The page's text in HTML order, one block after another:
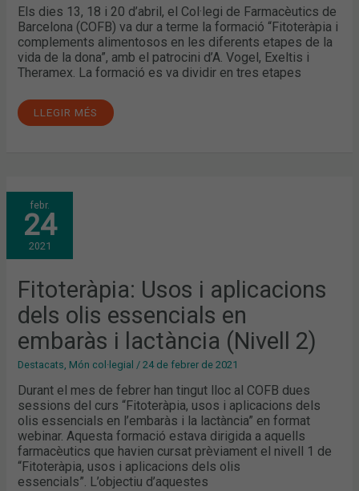
Els dies 13, 18 i 20 d’abril, el Col·legi de Farmacèutics de
Barcelona (COFB) va dur a terme la formació “Fitoteràpia i
complements alimentosos en les diferents etapes de la
vida de la dona”, amb el patrocini d’A. Vogel, Exeltis i
Theramex. La formació es va dividir en tres etapes
LLEGIR MÉS
febr.
24
2021
Fitoteràpia: Usos i aplicacions
dels olis essencials en
embaràs i lactància (Nivell 2)
Destacats, Món col·legial /24 de febrer de 2021
Durant el mes de febrer han tingut lloc al COFB dues
sessions del curs “Fitoteràpia, usos i aplicacions dels
olis essencials en l’embaràs i la lactància” en format
webinar. Aquesta formació estava dirigida a aquells
farmacèutics que havien cursat prèviament el nivell 1 de
“Fitoteràpia, usos i aplicacions dels olis
essencials”. L’objectiu d’aquestes
FITOTERÀPIA:
USOS
I
APLICACIONS
DELS
OLIS
ESSENCIALS
EMBARÀS
LACTÀNCIA
(NIVELL
2)